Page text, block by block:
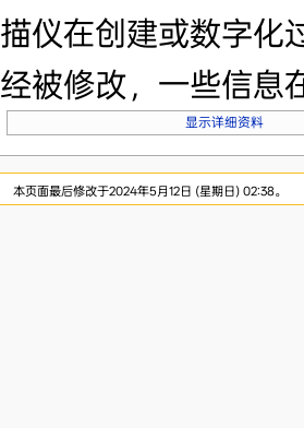
描仪在创建或数字化
经被修改，一些信息
显示详细资料
本页面最后修改于2024年5月12日 (星期日) 02:38。